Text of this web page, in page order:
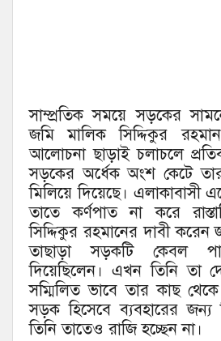
সাম্প্রতিক সময়ে সড়কের
জমি মালিক সিদ্দিকুর
আলোচনা ছাড়াই চলাচলে
সড়কের অর্ধেক অংশ কেটে
মিলিয়ে দিয়েছে। এলাকাবাসী
তাতে কর্ণপাত না করে
সিদ্দিকুর রহমানের দাবী করেন
তাছাড়া সড়কটি কেবল
দিয়েছিলেন। এখন তিনি তা
সম্মিলিত ভাবে তার কাছ
সড়ক হিসেবে ব্যবহারের জন্য
তিনি তাতেও রাজি হচ্ছেন না।